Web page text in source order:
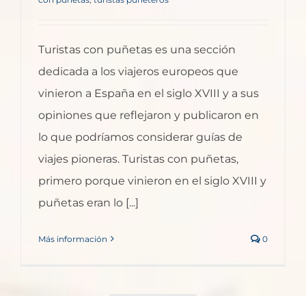
Turistas con puñetas es una sección
dedicada a los viajeros europeos que
vinieron a España en el siglo XVIII y a sus
opiniones que reflejaron y publicaron en
lo que podríamos considerar guías de
viajes pioneras. Turistas con puñetas,
primero porque vinieron en el siglo XVIII y
puñetas eran lo [...]
Más información 0